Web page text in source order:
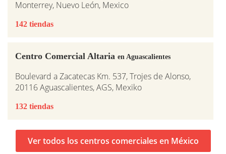
Monterrey, Nuevo León, Mexico
142 tiendas
Centro Comercial Altaria en Aguascalientes
Boulevard a Zacatecas Km. 537, Trojes de Alonso,
20116 Aguascalientes, AGS, Mexiko
132 tiendas
Ver todos los centros comerciales en México